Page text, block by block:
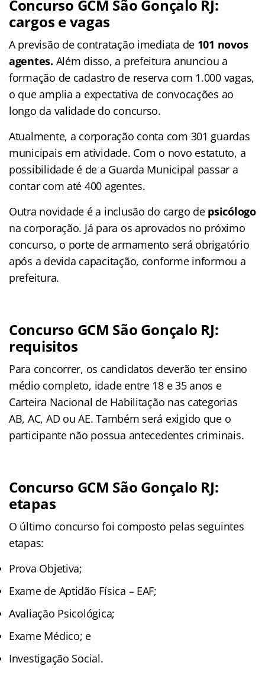
Concurso GCM São Gonçalo RJ:
cargos e vagas
A previsão de contratação imediata de 101 novos
agentes. Além disso, a prefeitura anunciou a
formação de cadastro de reserva com 1.000 vagas,
o que amplia a expectativa de convocações ao
longo da validade do concurso.
Atualmente, a corporação conta com 301 guardas
municipais em atividade. Com o novo estatuto, a
possibilidade é de a Guarda Municipal passar a
contar com até 400 agentes.
Outra novidade é a inclusão do cargo de psicólogo
na corporação. Já para os aprovados no próximo
concurso, o porte de armamento será obrigatório
após a devida capacitação, conforme informou a
prefeitura.
Concurso GCM São Gonçalo RJ:
requisitos
Para concorrer, os candidatos deverão ter ensino
médio completo, idade entre 18 e 35 anos e
Carteira Nacional de Habilitação nas categorias
AB, AC, AD ou AE. Também será exigido que o
participante não possua antecedentes criminais.
Concurso GCM São Gonçalo RJ:
etapas
O último concurso foi composto pelas seguintes
etapas:
Prova Objetiva;
Exame de Aptidão Física – EAF;
Avaliação Psicológica;
Exame Médico; e
Investigação Social.